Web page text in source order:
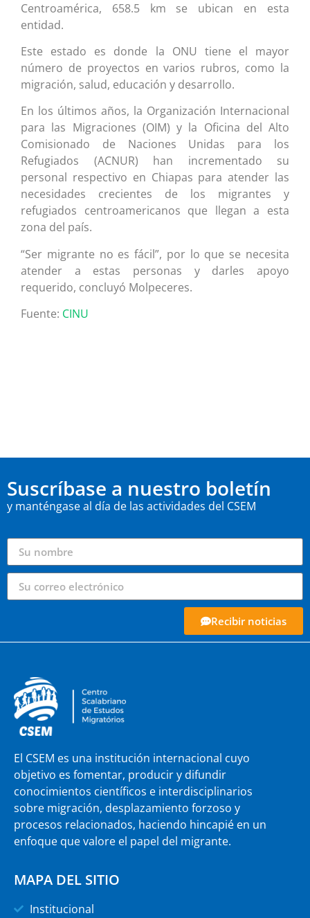
Centroamérica, 658.5 km se ubican en esta
entidad.
Este estado es donde la ONU tiene el mayor
número de proyectos en varios rubros, como la
migración, salud, educación y desarrollo.
En los últimos años, la Organización Internacional
para las Migraciones (OIM) y la Oficina del Alto
Comisionado de Naciones Unidas para los
Refugiados (ACNUR) han incrementado su
personal respectivo en Chiapas para atender las
necesidades crecientes de los migrantes y
refugiados centroamericanos que llegan a esta
zona del país.
“Ser migrante no es fácil”, por lo que se necesita
atender a estas personas y darles apoyo
requerido, concluyó Molpeceres.
Fuente: CINU
Suscríbase a nuestro boletín
y manténgase al día de las actividades del CSEM
Recibir noticias
El CSEM es una institución internacional cuyo
objetivo es fomentar, producir y difundir
conocimientos científicos e interdisciplinarios
sobre migración, desplazamiento forzoso y
procesos relacionados, haciendo hincapié en un
enfoque que valore el papel del migrante.
MAPA DEL SITIO
Institucional